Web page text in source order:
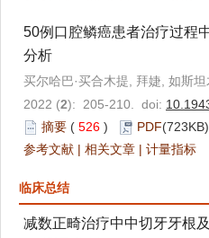
50例口腔鳞癌患者治疗过程
分析
买尔哈巴·买合木提, 拜婕, 如斯
2022 (2): 205-210. doi:
摘要 ( 526 ) PDF
参考文献 | 相关文章 | 计量指标
临床总结
减数正畸治疗中中切牙牙根